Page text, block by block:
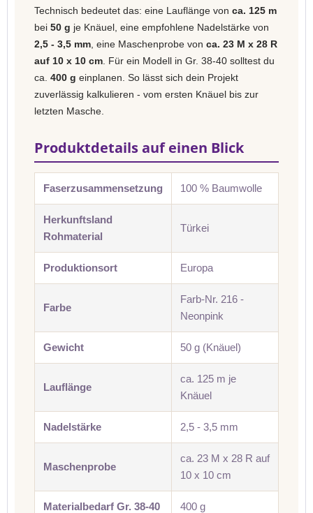
Technisch bedeutet das: eine Lauflänge von ca. 125 m
bei 50 g je Knäuel, eine empfohlene Nadelstärke von
2,5 - 3,5 mm , eine Maschenprobe von ca. 23 M x 28 R
auf 10 x 10 cm . Für ein Modell in Gr. 38-40 solltest du
ca. 400 g einplanen. So lässt sich dein Projekt
zuverlässig kalkulieren - vom ersten Knäuel bis zur
letzten Masche.
Produktdetails auf einen Blick
Faserzusammensetzung 100 % Baumwolle
Herkunftsland
Rohmaterial
Türkei
Produktionsort Europa
Farbe
Farb-Nr. 216 -
Neonpink
Gewicht 50 g (Knäuel)
Lauflänge
ca. 125 m je
Knäuel
Nadelstärke 2,5 - 3,5 mm
Maschenprobe
ca. 23 M x 28 R auf
10 x 10 cm
Materialbedarf Gr. 38-40 400 g